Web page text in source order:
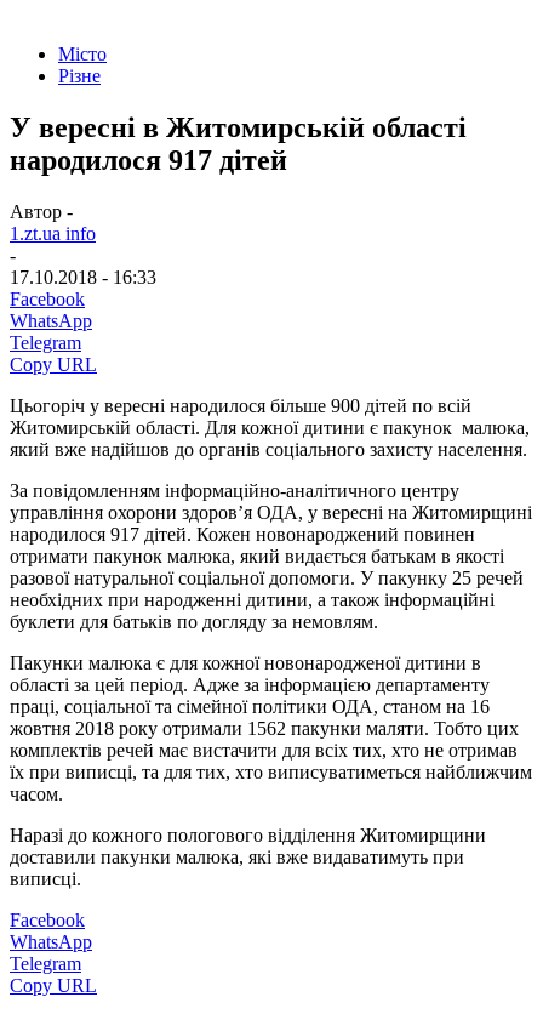
Місто
Різне
У вересні в Житомирській області
народилося 917 дітей
Автор -
1.zt.ua info
-
17.10.2018 - 16:33
Facebook
WhatsApp
Telegram
Copy URL
Цьогоріч у вересні народилося більше 900 дітей по всій
Житомирській області. Для кожної дитини є пакунок малюка,
який вже надійшов до органів соціального захисту населення.
За повідомленням інформаційно-аналітичного центру
управління охорони здоров’я ОДА, у вересні на Житомирщині
народилося 917 дітей. Кожен новонароджений повинен
отримати пакунок малюка, який видається батькам в якості
разової натуральної соціальної допомоги. У пакунку 25 речей
необхідних при народженні дитини, а також інформаційні
буклети для батьків по догляду за немовлям.
Пакунки малюка є для кожної новонародженої дитини в
області за цей період. Адже за інформацією департаменту
праці, соціальної та сімейної політики ОДА, станом на 16
жовтня 2018 року отримали 1562 пакунки маляти. Тобто цих
комплектів речей має вистачити для всіх тих, хто не отримав
їх при виписці, та для тих, хто виписуватиметься найближчим
часом.
Наразі до кожного пологового відділення Житомирщини
доставили пакунки малюка, які вже видаватимуть при
виписці.
Facebook
WhatsApp
Telegram
Copy URL